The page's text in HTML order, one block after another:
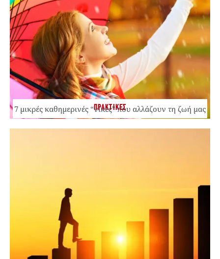
ΠΡΑΚΤΙΚΕΣ
7 μικρές καθημερινές “νίκες” που αλλάζουν τη ζωή μας